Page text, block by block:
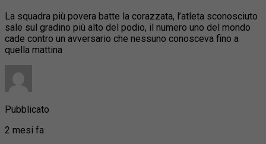
La squadra più povera batte la corazzata, l’atleta sconosciuto
sale sul gradino più alto del podio, il numero uno del mondo
cade contro un avversario che nessuno conosceva fino a
quella mattina
Pubblicato
2 mesi fa